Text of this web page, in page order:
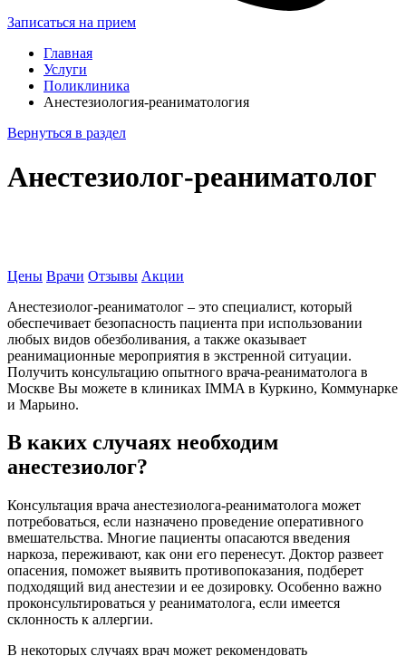
Записаться на прием
Главная
Услуги
Поликлиника
Анестезиология-реаниматология
Вернуться в раздел
Анестезиолог-реаниматолог
Цены Врачи Отзывы Акции
Анестезиолог-реаниматолог – это специалист, который
обеспечивает безопасность пациента при использовании
любых видов обезболивания, а также оказывает
реанимационные мероприятия в экстренной ситуации.
Получить консультацию опытного врача-реаниматолога в
Москве Вы можете в клиниках IMMA в Куркино, Коммунарке
и Марьино.
В каких случаях необходим
анестезиолог?
Консультация врача анестезиолога-реаниматолога может
потребоваться, если назначено проведение оперативного
вмешательства. Многие пациенты опасаются введения
наркоза, переживают, как они его перенесут. Доктор развеет
опасения, поможет выявить противопоказания, подберет
подходящий вид анестезии и ее дозировку. Особенно важно
проконсультироваться у реаниматолога, если имеется
склонность к аллергии.
В некоторых случаях врач может рекомендовать